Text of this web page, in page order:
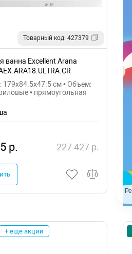
Товарный код: 427379
ванна Excellent Arana
179x84.5x47.5 см • Объем:
• прямоугольная
р. 227 427 р.
+ еще акции